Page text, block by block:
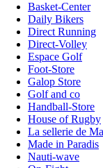
Basket-Center
Daily Bikers
Direct Running
Direct-Volley
Espace Golf
Foot-Store
Galop Store
Golf and co
Handball-Store
House of Rugby
La sellerie de
Made in Paradis
Nauti-wave